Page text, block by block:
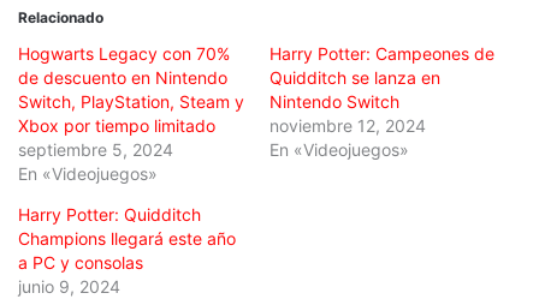
Relacionado
Hogwarts Legacy con 70%
de descuento en Nintendo
Switch, PlayStation, Steam y
Xbox por tiempo limitado
septiembre 5, 2024
En «Videojuegos»
Harry Potter: Campeones de
Quidditch se lanza en
Nintendo Switch
noviembre 12, 2024
En «Videojuegos»
Harry Potter: Quidditch
Champions llegará este año
a PC y consolas
junio 9, 2024